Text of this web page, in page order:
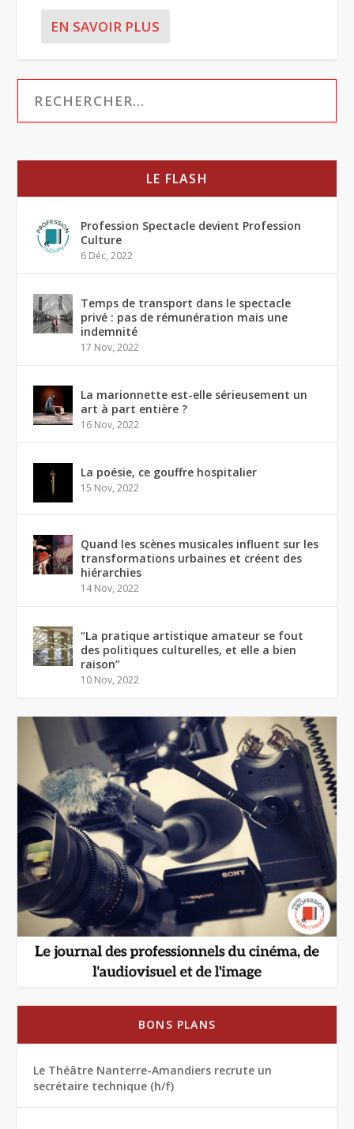
EN SAVOIR PLUS
LE FLASH
Profession Spectacle devient Profession
Culture
6 Déc, 2022
Temps de transport dans le spectacle
privé : pas de rémunération mais une
indemnité
17 Nov, 2022
La marionnette est-elle sérieusement un
art à part entière ?
16 Nov, 2022
La poésie, ce gouffre hospitalier
15 Nov, 2022
Quand les scènes musicales influent sur les
transformations urbaines et créent des
hiérarchies
14 Nov, 2022
“La pratique artistique amateur se fout
des politiques culturelles, et elle a bien
raison”
10 Nov, 2022
BONS PLANS
Le Théâtre Nanterre-Amandiers recrute un
secrétaire technique (h/f)